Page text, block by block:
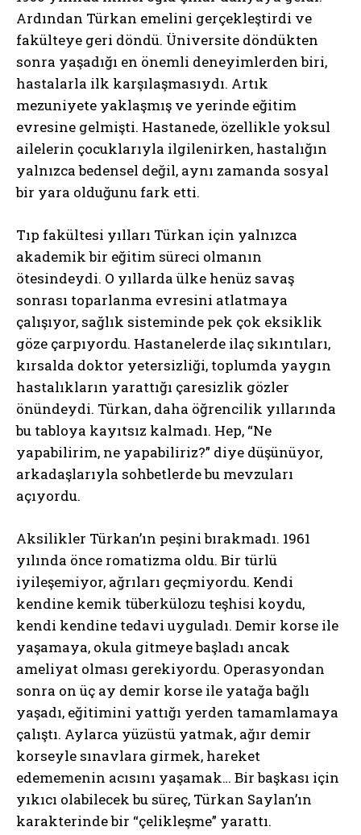
Ardından Türkan emelini gerçekleştirdi ve
fakülteye geri döndü. Üniversite döndükten
sonra yaşadığı en önemli deneyimlerden biri,
hastalarla ilk karşılaşmasıydı. Artık
mezuniyete yaklaşmış ve yerinde eğitim
evresine gelmişti. Hastanede, özellikle yoksul
ailelerin çocuklarıyla ilgilenirken, hastalığın
yalnızca bedensel değil, aynı zamanda sosyal
bir yara olduğunu fark etti.
Tıp fakültesi yılları Türkan için yalnızca
akademik bir eğitim süreci olmanın
ötesindeydi. O yıllarda ülke henüz savaş
sonrası toparlanma evresini atlatmaya
çalışıyor, sağlık sisteminde pek çok eksiklik
göze çarpıyordu. Hastanelerde ilaç sıkıntıları,
kırsalda doktor yetersizliği, toplumda yaygın
hastalıkların yarattığı çaresizlik gözler
önündeydi. Türkan, daha öğrencilik yıllarında
bu tabloya kayıtsız kalmadı. Hep, “Ne
yapabilirim, ne yapabiliriz?” diye düşünüyor,
arkadaşlarıyla sohbetlerde bu mevzuları
açıyordu.
Aksilikler Türkan’ın peşini bırakmadı. 1961
yılında önce romatizma oldu. Bir türlü
iyileşemiyor, ağrıları geçmiyordu. Kendi
kendine kemik tüberkülozu teşhisi koydu,
kendi kendine tedavi uyguladı. Demir korse ile
yaşamaya, okula gitmeye başladı ancak
ameliyat olması gerekiyordu. Operasyondan
sonra on üç ay demir korse ile yatağa bağlı
yaşadı, eğitimini yattığı yerden tamamlamaya
çalıştı. Aylarca yüzüstü yatmak, ağır demir
korseyle sınavlara girmek, hareket
edememenin acısını yaşamak… Bir başkası için
yıkıcı olabilecek bu süreç, Türkan Saylan’ın
karakterinde bir “çelikleşme” yarattı.